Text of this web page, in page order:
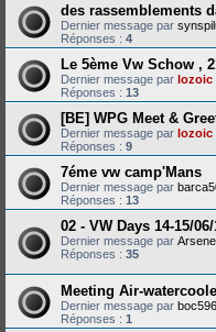
des rassemblements
Dernier message par
Réponses : 4
Le 5ème Vw Schow ,
Dernier message par lozoic
Réponses : 13
[BE] WPG Meet &
Dernier message par lozoic
Réponses : 9
7éme vw camp'Mans
Dernier message par
Réponses : 13
02 - VW Days 14-15/06/
Dernier message par Arsene
Réponses : 35
Meeting Air-
Dernier message par
Réponses : 1